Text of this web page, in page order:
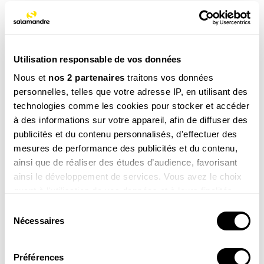
Utilisation responsable de vos données
Nous et nos 2 partenaires traitons vos données
personnelles, telles que votre adresse IP, en utilisant des
technologies comme les cookies pour stocker et accéder
à des informations sur votre appareil, afin de diffuser des
publicités et du contenu personnalisés, d'effectuer des
mesures de performance des publicités et du contenu,
ainsi que de réaliser des études d’audience, favorisant
ainsi le développement de services. Vous avez le choix
tout moment en consultant la Déclaration relative aux
cookies ou en cliquant sur l'icône de confidentialité.
Si vous le permettez, nous aimerions également :
Nécessaires
Préférences
REVUE SALAMANDRE
Plongez au coeur d'une nature insolite près de chez
vous
Découvrir la revue
8-12
ans
Donnez envie aux enfants d'explorer et de protéger